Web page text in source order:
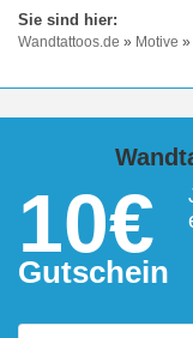
Wandtattoos.de » Motive »
10€
Gutschein